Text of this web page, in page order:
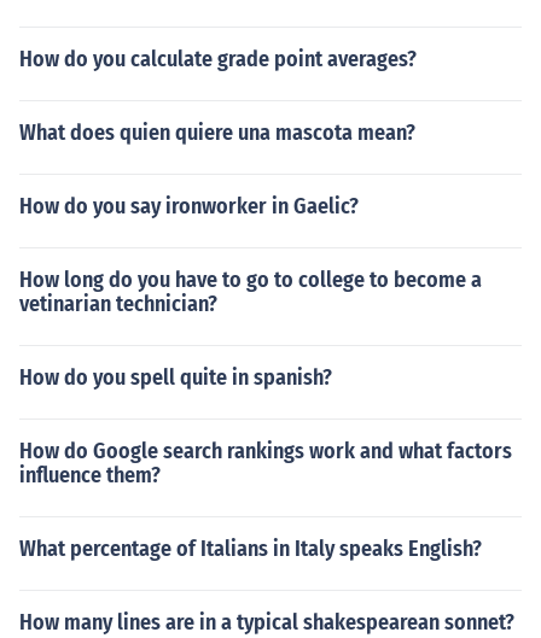
How do you calculate grade point averages?
What does quien quiere una mascota mean?
How do you say ironworker in Gaelic?
How long do you have to go to college to become a
vetinarian technician?
How do you spell quite in spanish?
How do Google search rankings work and what factors
influence them?
What percentage of Italians in Italy speaks English?
How many lines are in a typical shakespearean sonnet?